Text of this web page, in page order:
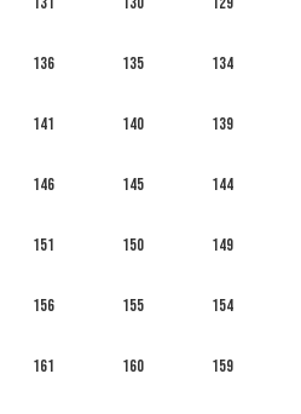
134
135
136
139
140
141
144
145
146
149
150
151
154
155
156
159
160
161